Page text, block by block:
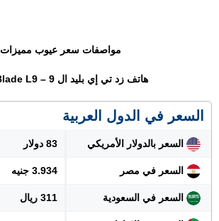
مواصفات سعر عيوب مميزات
هاتف زد تي إي بليد ال 9 – ZTE Blade L9
السعر في الدول العربية
السعر بالدولار الأمريكي 83 دولار
السعر في مصر 3.934 جنيه
السعر في السعودية 311 ريال